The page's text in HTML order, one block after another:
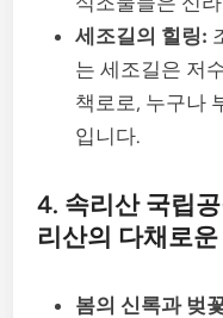
세조길의 힐링:
는 세조길은 저
책로로, 누구나
입니다.
4. 속리산 국립
리산의 다채로운
봄의 신록과 벚